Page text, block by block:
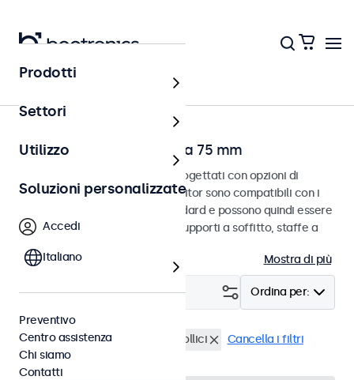
Home
Touchscreen con VESA da 75 mm
Touchscreen VESA da 75 mm progettati con opzioni di
montaggio versatili. Questi monitor sono compatibili con i
sistemi di montaggio VESA standard e possono quindi essere
collegati a supporti universali, supporti a soffitto, staffe a
Mostra di più
Ordina per:
Filtro (1)
VESA 75 x 75 Touchscreen 8 pollici Cancella i filtri
Prodotti
Settori
Utilizzo
Soluzioni personalizzate
Accedi
Italiano
Preventivo
Centro assistenza
Chi siamo
Contatti